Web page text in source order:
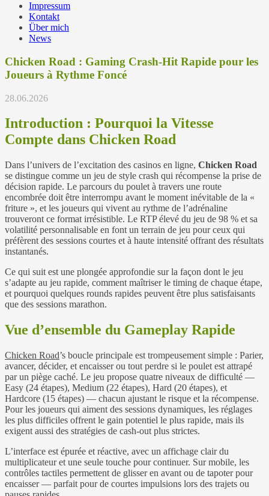
Impressum
Kontakt
Über mich
News
Chicken Road : Gaming Crash‑Hit Rapide pour les
Joueurs à Rythme Foncé
28.06.2026
Introduction : Pourquoi la Vitesse
Compte dans Chicken Road
Dans l’univers de l’excitation des casinos en ligne, Chicken Road
se distingue comme un jeu de style crash qui récompense la prise de
décision rapide. Le parcours du poulet à travers une route
encombrée doit être interrompu avant le moment inévitable de la «
friture », et les joueurs qui vivent au rythme de l’adrénaline
trouveront ce format irrésistible. Le RTP élevé du jeu de 98 % et sa
volatilité personnalisable en font un terrain de jeu pour ceux qui
préfèrent des sessions courtes et à haute intensité offrant des résultats
instantanés.
Ce qui suit est une plongée approfondie sur la façon dont le jeu
s’adapte au jeu rapide, comment maîtriser le timing de chaque étape,
et pourquoi quelques rounds rapides peuvent être plus satisfaisants
que des sessions marathon.
Vue d’ensemble du Gameplay Rapide
Chicken Road’s boucle principale est trompeusement simple : Parier,
avancer, décider, et encaisser ou tout perdre si le poulet est attrapé
par un piège caché. Le jeu propose quatre niveaux de difficulté —
Easy (24 étapes), Medium (22 étapes), Hard (20 étapes), et
Hardcore (15 étapes) — chacun ajustant le risque et la récompense.
Pour les joueurs qui aiment des sessions dynamiques, les réglages
les plus difficiles offrent le gain potentiel le plus rapide, mais ils
exigent aussi des stratégies de cash‑out plus strictes.
L’interface est épurée et réactive, avec un affichage clair du
multiplicateur et une seule touche pour continuer. Sur mobile, les
contrôles tactiles permettent de glisser en avant ou de tapoter pour
encaisser — parfait pour de courtes impulsions lors des trajets ou